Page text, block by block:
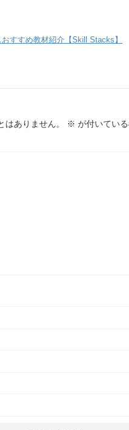
すすめ教材紹介【Skill Stacks】
はありません。 ※ が付いてい